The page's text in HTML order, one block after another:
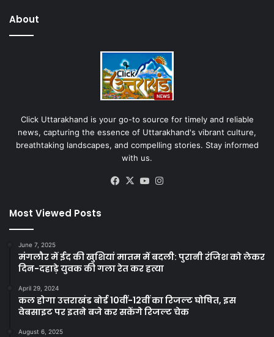
About
Click Uttarakhand is your go-to source for timely and reliable
news, capturing the essence of Uttarakhand's vibrant culture,
breathtaking landscapes, and compelling stories. Stay informed
with us.
Facebook
X YouTube
Most Viewed Posts
June 7, 2025
मंगलौर में ईद की खुशियां मातम में बदली: पुरानी रंजिश को लेकर
दिन-दहाड़े युवक की गला रेत कर हत्या
April 29, 2024
कल होगा उत्तराखंड बोर्ड 10वीं-12वीं का रिजल्ट घोषित, इस
वेबसाइट पर इतने बजे कर सकेंगे रिजल्ट चेक
August 6, 2025